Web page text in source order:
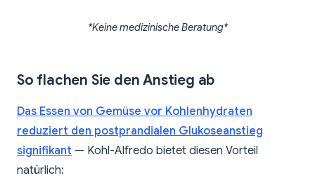
*Keine medizinische Beratung*
So flachen Sie den Anstieg ab
Das Essen von Gemüse vor Kohlenhydraten
reduziert den postprandialen Glukoseanstieg
signifikant — Kohl-Alfredo bietet diesen Vorteil
natürlich: